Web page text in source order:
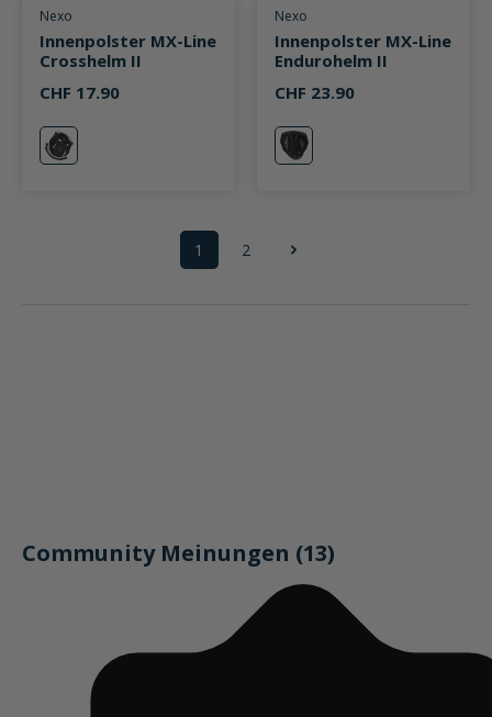
Durchschnittliche Bewertung von 0 von 5 Sternen
Nexo
Innenpolster MX-Line
Crosshelm II
CHF 17.90
neutral
Durchschnittliche Bewertung
Nexo
Innenpolster MX-Line
Endurohelm II
CHF 23.90
neutral
Seite
1 Seite
2
Community Meinungen (13)